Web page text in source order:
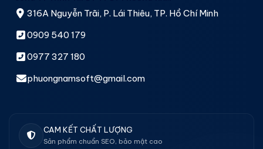
316A Nguyễn Trãi, P. Lái Thiêu, TP. Hồ Chí Minh
0909 540 179
0977 327 180
phuongnamsoft@gmail.com
CAM KẾT CHẤT LƯỢNG
Sản phẩm chuẩn SEO, bảo mật cao